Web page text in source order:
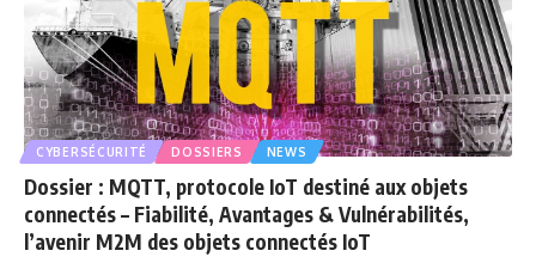
CYBERSÉCURITÉ DOSSIERS NEWS
Dossier : MQTT, protocole IoT destiné aux objets
connectés – Fiabilité, Avantages & Vulnérabilités,
l’avenir M2M des objets connectés IoT